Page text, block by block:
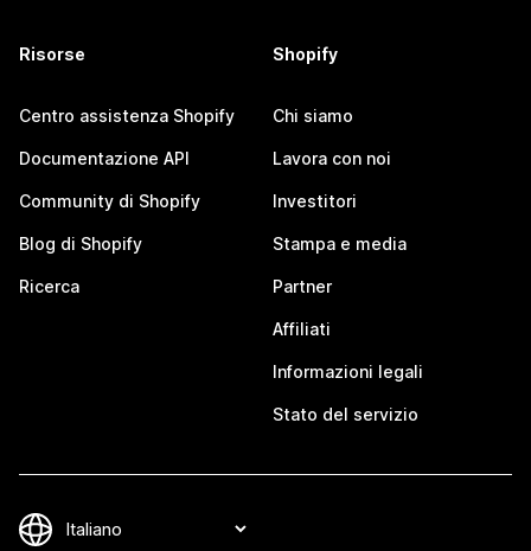
Risorse
Centro assistenza Shopify
Documentazione API
Community di Shopify
Blog di Shopify
Ricerca
Shopify
Chi siamo
Lavora con noi
Investitori
Stampa e media
Partner
Affiliati
Informazioni legali
Stato del servizio